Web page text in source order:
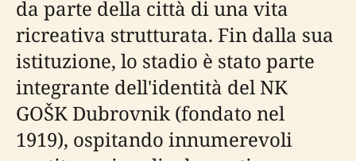
da parte della città di una vita
ricreativa strutturata. Fin dalla sua
istituzione, lo stadio è stato parte
integrante dell'identità del NK
GOŠK Dubrovnik (fondato nel
1919), ospitando innumerevoli